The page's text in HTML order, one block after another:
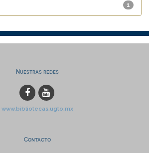
1
Nuestras redes
www.bibliotecas.ugto.mx
Contacto